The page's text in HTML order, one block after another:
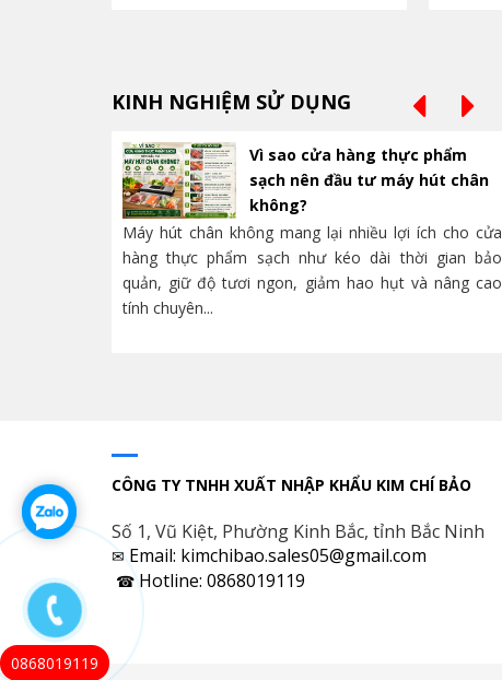
KINH NGHIỆM SỬ DỤNG
Vì sao cửa hàng thực phẩm
sạch nên đầu tư máy hút chân
không?
Máy hút chân không mang lại nhiều lợi ích cho cửa
hàng thực phẩm sạch như kéo dài thời gian bảo
quản, giữ độ tươi ngon, giảm hao hụt và nâng cao
tính chuyên...
CÔNG TY TNHH XUẤT NHẬP KHẨU KIM CHÍ BẢO
Số 1, Vũ Kiệt, Phường Kinh Bắc, tỉnh Bắc Ninh
✉Email: kimchibao.sales05@gmail.com
☎Hotline: 0868019119
0868019119